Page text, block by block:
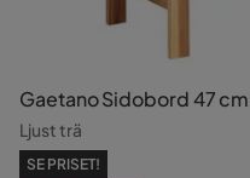
Gaetano Sidobord 47 cm
Ljust trä
SE PRISET!